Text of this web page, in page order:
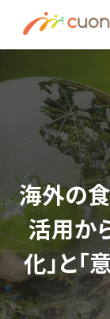
海外の
活用か
化」と